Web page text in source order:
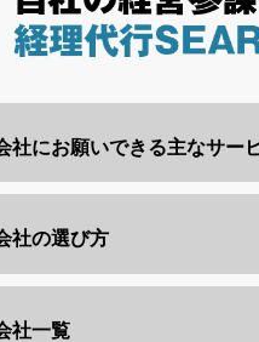
社にお願いできる主なサー
社の選び方
社一覧